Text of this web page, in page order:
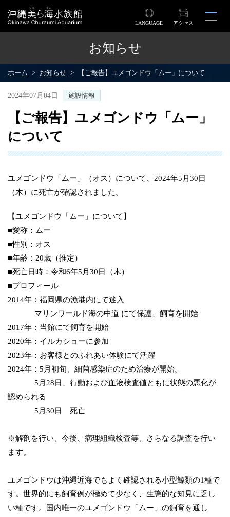
LANGUAGE アクセス
お知らせ
ホーム お知らせ 【ご報告】ユメゴンドウ「ムー」について
2024年07月04日 施設情報
【ご報告】ユメゴンドウ「ムー」
について
ユメゴンドウ「ムー」（オス）について、2024年5月30日
（木）に死亡が確認されました。
【ユメゴンドウ「ムー」について】
■愛称：ムー
■性別：オス
■年齢：20歳（推定）
■死亡日時：令和6年5月30日（木）
■プロフィール
2014年：福岡県の漁港内にて迷入
マリンワールド海の中道 にて保護、飼育を開始
2017年：当館にて飼育を開始
2020年：イルカショーに参加
2023年：お客様とのふれあい体験にて活躍
2024年：5月初旬、細菌感染症のため治療が開始。
5月28日、行動および血液検査値ともに状態の悪化が
認められる
5月30日 死亡
※解剖を行い、今後、病理組織検査等、さらなる調査を行い
ます。
ユメゴンドウは沖縄近海でもよく確認される小型鯨類の1種で
す。世界的にも飼育例が極めて少なく、生態的な知見に乏し
い種です。国内唯一のユメゴンドウ「ムー」の飼育を通し